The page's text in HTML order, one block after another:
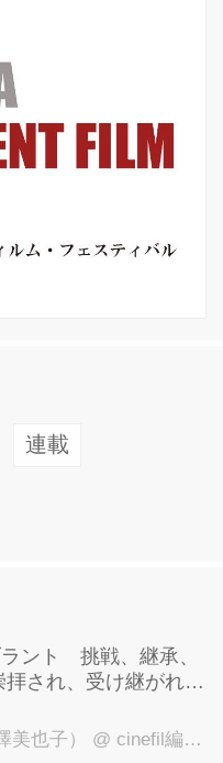
連載
ラント 挑戦、継承、
拝され、受け継がれ、
23日まで開催中！
美也子） @ cinefil編集部